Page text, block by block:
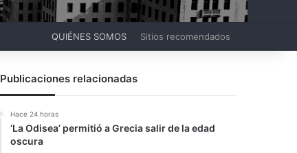
QUIÉNES SOMOS Sitios recomendados
Publicaciones relacionadas
Hace 24 horas
‘La Odisea’ permitió a Grecia salir de la edad
oscura